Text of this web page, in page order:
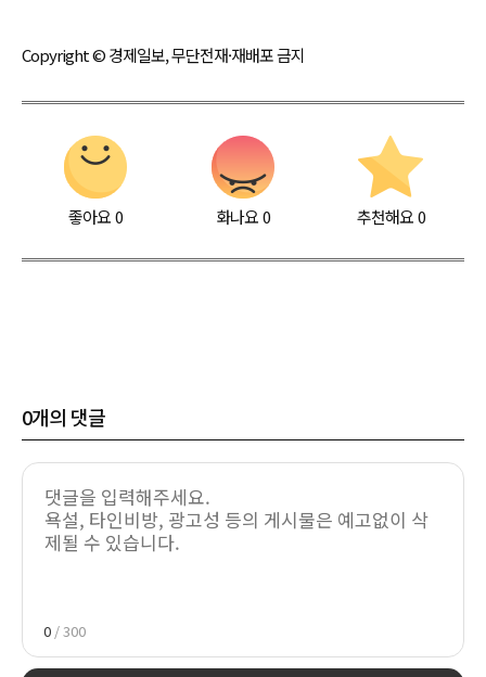
Copyright © 경제일보, 무단전재·재배포 금지
좋아요0 화나요0 추천해요 0
0개의 댓글
0 / 300